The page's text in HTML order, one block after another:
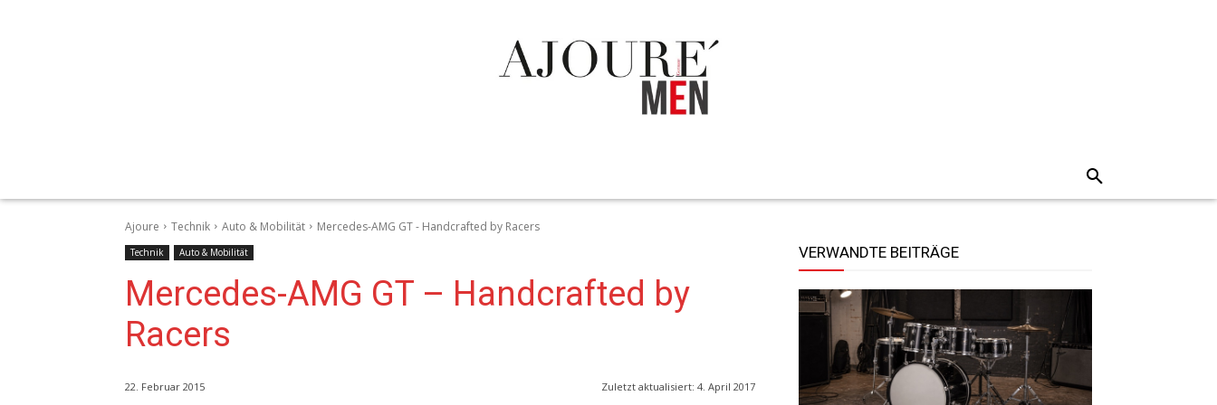
Ajoure Technik Auto & Mobilität Mercedes-AMG GT - Handcrafted by Racers
Technik Auto & Mobilität
Mercedes-AMG GT – Handcrafted by
Racers
22. Februar 2015 Zuletzt aktualisiert: 4. April 2017
VERWANDTE BEITRÄGE